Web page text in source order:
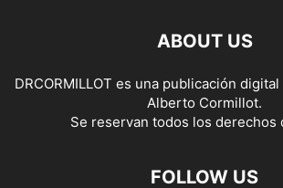
ABOUT US
DRCORMILLOT es una publicación
Alberto Cormillot.
Se reservan todos los derechos
FOLLOW US